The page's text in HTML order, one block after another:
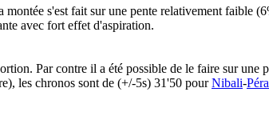
s'est fait sur une pente relativement faible
avec fort effet d'aspiration.
Par contre il a été possible de le faire sur
les chronos sont de (+/-5s) 31'50 pourNibali-